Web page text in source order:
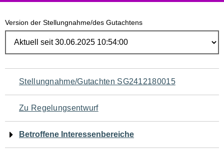
Version der Stellungnahme/des Gutachtens
Navigation
für
den
Seiteninhalt
Stellungnahme/Gutachten SG2412180015
Zu Regelungsentwurf
Betroffene Interessenbereiche